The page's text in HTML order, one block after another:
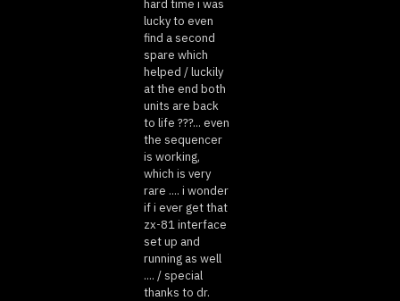
hard time i was
lucky to even
find a second
spare which
helped / luckily
at the end both
units are back
to life ???... even
the sequencer
is working,
which is very
rare .... i wonder
if i ever get that
zx-81 interface
set up and
running as well
.... / special
thanks to dr.